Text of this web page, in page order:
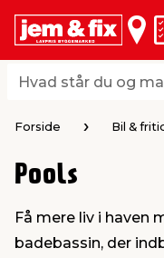
Hvad står du og
Hvad står du og
& vægge
vinduer
& varme
& armatur
af værktøj
Forside Bil &
Pools
Få mere liv i haven
badebassin, der